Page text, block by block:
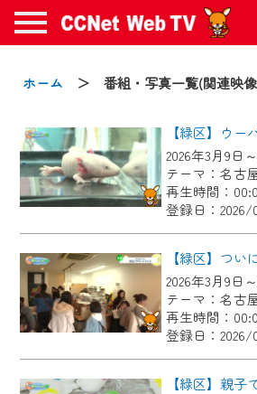
ホーム ＞ 番組・写真一覧(関連映
【緑区】ウー
2026年3月9日
テーマ：名古
再生時間：
登録日：2026/
2026年3月9日
テーマ：名古
再生時間：
登録日：2026/
お知ら
2024/09/02
動画配信サービス『CCNet
年9月24日からリニューアル
【変更点】
◆デザイン変更により、お
の動画コンテンツが一目瞭
◆当社アプリやＰＣブラウ
でも・どこでも・外出先で
CCNetサービスエリア20市
番組をご視聴いただけます！